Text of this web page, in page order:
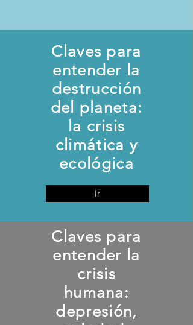
Claves para
entender la
destrucción
del planeta:
la crisis
climática y
ecológica
Ir
Claves para
entender la
crisis
humana:
depresión,